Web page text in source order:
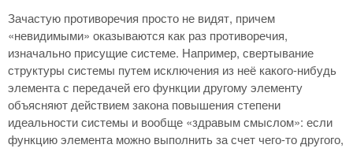
Зачастую противоречия просто не видят, причем
«невидимыми» оказываются как раз противоречия,
изначально присущие системе. Например, свертывание
структуры системы путем исключения из неё какого-нибудь
элемента с передачей его функции другому элементу
объясняют действием закона повышения степени
идеальности системы и вообще «здравым смыслом»: если
функцию элемента можно выполнить за счет чего-то другого,